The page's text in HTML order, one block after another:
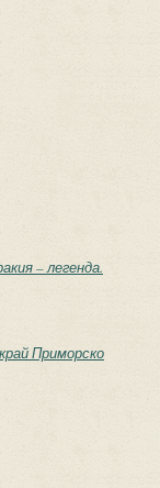
– легенда.
Приморско